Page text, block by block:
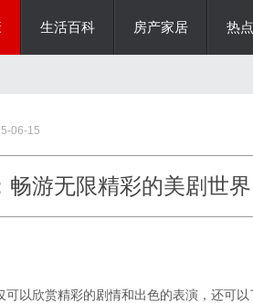
生活百科 房产家居 热
06-15
畅游无限精彩的美剧世界
可以欣赏精彩的剧情和出色的表演，还可